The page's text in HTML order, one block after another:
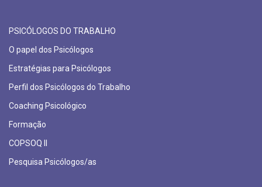
PSICÓLOGOS DO TRABALHO
O papel dos Psicólogos
Estratégias para Psicólogos
Perfil dos Psicólogos do Trabalho
Coaching Psicológico
Formação
COPSOQ II
Pesquisa Psicólogos/as